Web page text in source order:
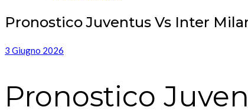
Pronostico Juventus Vs Inter
3 Giugno 2026
Pronostico